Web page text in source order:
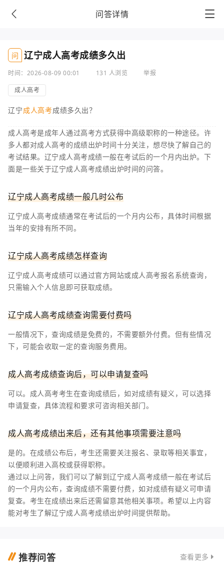
问答详情
问 辽宁成人高考成绩多久出
时间：2026-08-09 00:01 131 人浏览
举报
成人高考
辽宁成人高考成绩多久出？
成人高考是成年人通过高考方式获得中高级职称的一种途径。许
多人都对成人高考的成绩出炉时间十分关注，想尽快了解自己的
考试结果。辽宁成人高考成绩一般在考试后的一个月内出炉。下
面是一些关于辽宁成人高考成绩出炉时间的问答。
辽宁成人高考成绩一般几时公布
辽宁成人高考成绩通常在考试后的一个月内公布，具体时间根据
当年的安排有所不同。
辽宁成人高考成绩怎样查询
辽宁成人高考成绩可以通过官方网站或成人高考报名系统查询，
只需输入个人信息即可获取成绩。
辽宁成人高考成绩查询需要付费吗
一般情况下，查询成绩是免费的，不需要额外付费。但有些情况
下，可能会收取一定的查询服务费用。
成人高考成绩查询后，可以申请复查吗
可以。成人高考考生在查询成绩后，如对成绩有疑义，可以选择
申请复查，具体流程和要求可咨询相关部门。
成人高考成绩出来后，还有其他事项需要注意吗
是的。在成绩公布后，考生还需要关注报名、录取等相关事宜，
以便顺利进入高校或获得职称。
通过以上问答，我们可以了解到辽宁成人高考成绩一般在考试后
的一个月内公布，查询成绩不需要付费，如对成绩有疑义可申请
复查。考生在成绩出来后还需留意其他相关事项。希望以上内容
能对考生了解辽宁成人高考成绩出炉时间提供帮助。
推荐问答 查看更多